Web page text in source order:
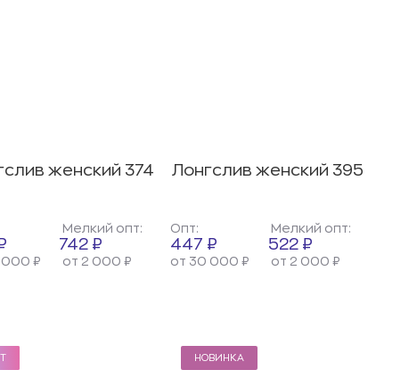
женский 374
Мелкий опт:
742 ₽
000 ₽ от 2 000 ₽
Лонгслив женский 395
Опт: Мелкий опт:
447 ₽ 522 ₽
от 30 000 ₽ от 2 000 ₽
НОВИНКА